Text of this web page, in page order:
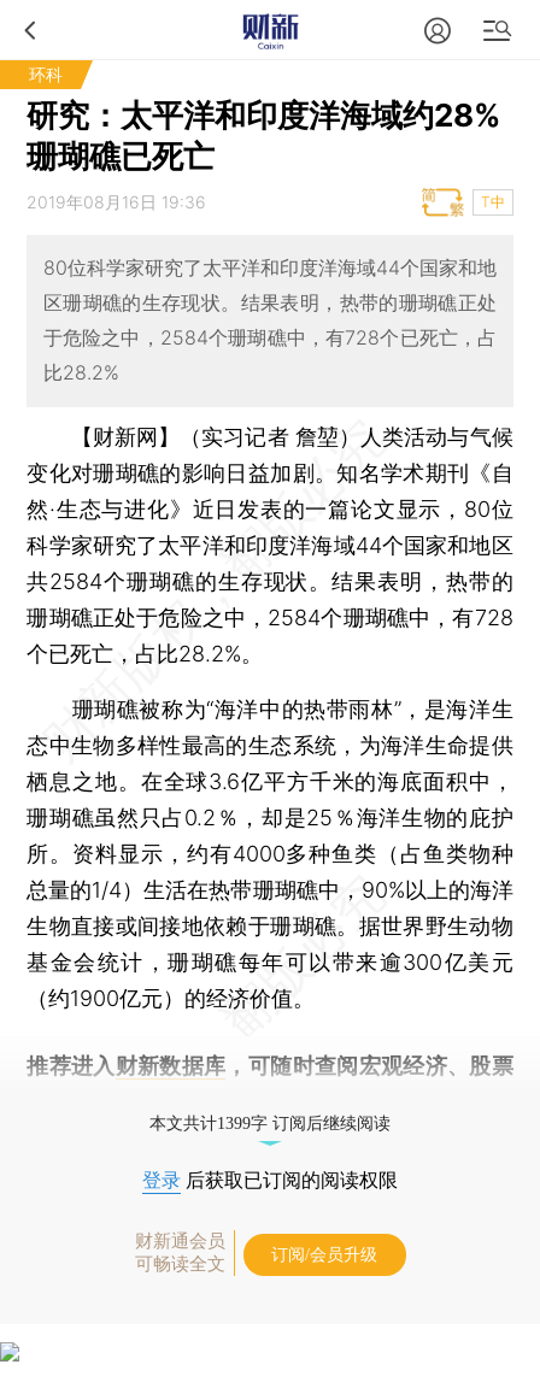
环科
研究：太平洋和印度洋海域约28%
珊瑚礁已死亡
2019年08月16日 19:36 T中
80位科学家研究了太平洋和印度洋海域44个国家和地
区珊瑚礁的生存现状。结果表明，热带的珊瑚礁正处
于危险之中，2584个珊瑚礁中，有728个已死亡，占
比28.2%
【财新网】（实习记者 詹堃）
人类活动与气候
变化对珊瑚礁的影响日益加剧。知名学术期刊《自
然·生态与进化》近日发表的一篇论文显示，80位
科学家研究了太平洋和印度洋海域44个国家和地区
共2584个珊瑚礁的生存现状。结果表明，热带的
珊瑚礁正处于危险之中，2584个珊瑚礁中，有728
个已死亡，占比28.2%。
珊瑚礁被称为“海洋中的热带雨林”，是海洋生
态中生物多样性最高的生态系统，为海洋生命提供
栖息之地。在全球3.6亿平方千米的海底面积中，
珊瑚礁虽然只占0.2％，却是25％海洋生物的庇护
所。资料显示，约有4000多种鱼类（占鱼类物种
总量的1/4）生活在热带珊瑚礁中，90%以上的海洋
生物直接或间接地依赖于珊瑚礁。据世界野生动物
基金会统计，珊瑚礁每年可以带来逾300亿美元
（约1900亿元）的经济价值。
推荐进入 财新数据库 ，可随时查阅宏观经济、股票
本文共计1399字 订阅后继续阅读
登录 后获取已订阅的阅读权限
财新通会员
可畅读全文
订阅/会员升级